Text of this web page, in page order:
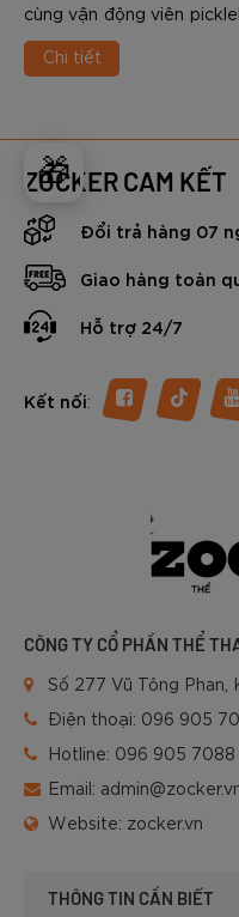
🎁
cùng vận động viên
- một trong những tài
pickleball quốc tế hiện nay.
Chi tiết
ZOCKER CAM KẾT
Đổi trả hàng 07
Giao hàng toàn
Hỗ trợ 24/7
Kết nối:
CÔNG TY CỔ PHẦN THỂ
Số 277 Vũ Tông Phan,
Điện thoại: 096 905
Hotline: 096 905 7088
Email:
Website: zocker.vn
THÔNG TIN CẦN BIẾT